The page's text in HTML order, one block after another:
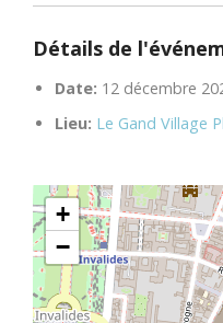
Détails de
Date: 12 décembre
Lieu: Le Gand Village
+
−